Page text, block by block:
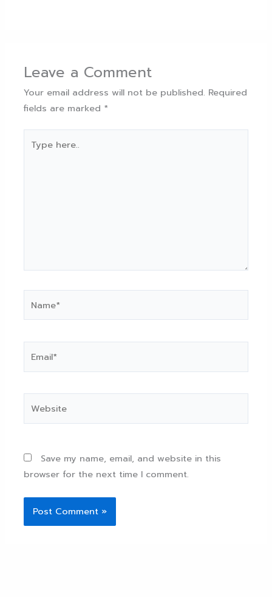
Leave a Comment
Your email address will not be published. Required
fields are marked *
here..
Save my name, email, and website in this
browser for the next time I comment.